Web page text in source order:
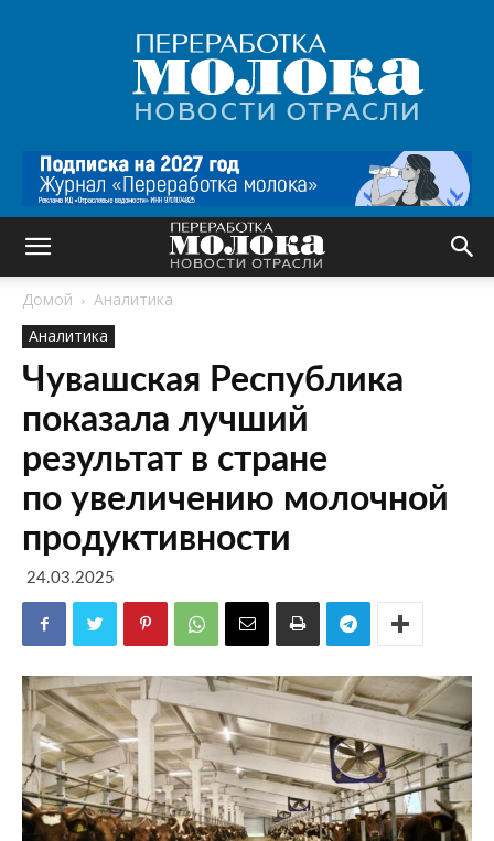
Переработка
молока
|
Новости
Домой
Аналитика
Аналитика
Чувашская Республика
показала лучший
результат в стране
по увеличению молочной
продуктивности
24.03.2025